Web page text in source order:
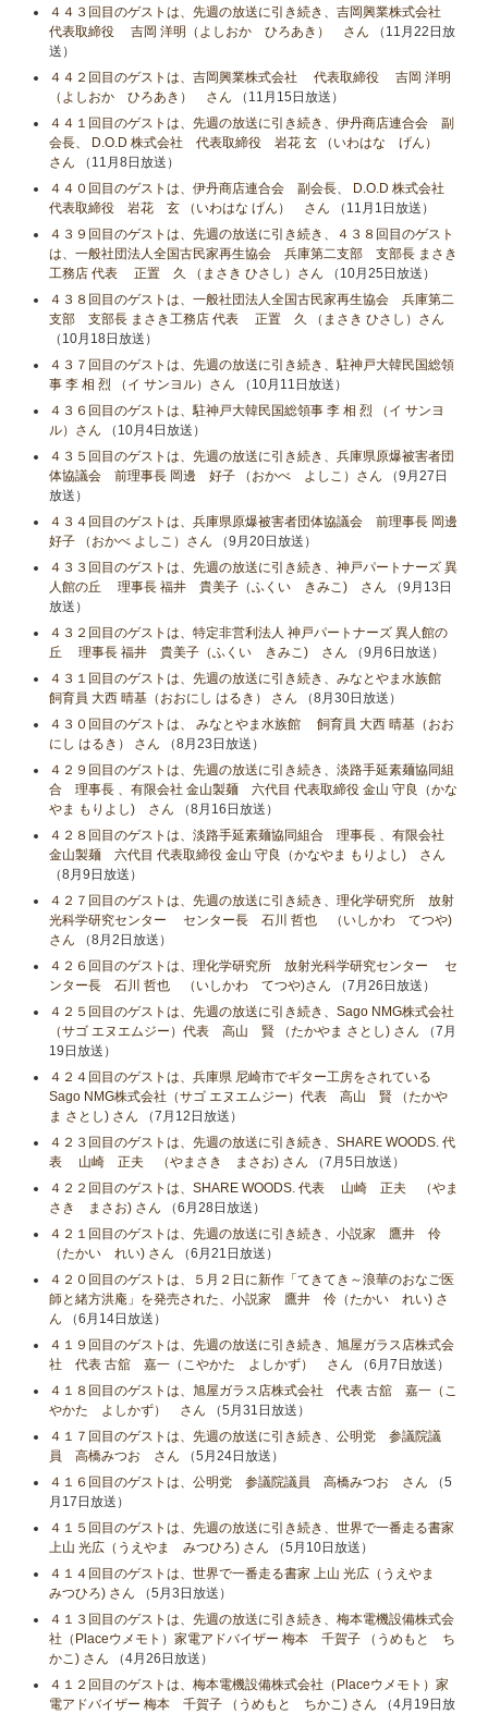
４４３回目のゲストは、先週の放送に引き続き、吉岡興業株式会社
代表取締役 吉岡 洋明（よしおか ひろあき） さん （11月22日放
送）
４４２回目のゲストは、吉岡興業株式会社 代表取締役 吉岡 洋明
（よしおか ひろあき） さん （11月15日放送）
４４１回目のゲストは、先週の放送に引き続き、伊丹商店連合会 副
会長、 D.O.D 株式会社 代表取締役 岩花 玄 （いわはな げん）
さん （11月8日放送）
４４０回目のゲストは、伊丹商店連合会 副会長、 D.O.D 株式会社
代表取締役 岩花 玄 （いわはな げん） さん （11月1日放送）
４３９回目のゲストは、先週の放送に引き続き、４３８回目のゲスト
は、一般社団法人全国古民家再生協会 兵庫第二支部 支部長 まさき
工務店 代表 正置 久 （まさき ひさし）さん （10月25日放送）
４３８回目のゲストは、一般社団法人全国古民家再生協会 兵庫第二
支部 支部長 まさき工務店 代表 正置 久 （まさき ひさし）さん
（10月18日放送）
４３７回目のゲストは、先週の放送に引き続き、駐神戸大韓民国総領
事 李 相 烈 （イ サンヨル）さん （10月11日放送）
４３６回目のゲストは、駐神戸大韓民国総領事 李 相 烈 （イ サンヨ
ル）さん （10月4日放送）
４３５回目のゲストは、先週の放送に引き続き、兵庫県原爆被害者団
体協議会 前理事長 岡邊 好子 （おかべ よしこ）さん （9月27日
放送）
４３４回目のゲストは、兵庫県原爆被害者団体協議会 前理事長 岡邊
好子 （おかべ よしこ）さん （9月20日放送）
４３３回目のゲストは、先週の放送に引き続き、神戸パートナーズ 異
人館の丘 理事長 福井 貴美子（ふくい きみこ) さん （9月13日
放送）
４３２回目のゲストは、特定非営利法人 神戸パートナーズ 異人館の
丘 理事長 福井 貴美子（ふくい きみこ) さん （9月6日放送）
４３１回目のゲストは、先週の放送に引き続き、みなとやま水族館
飼育員 大西 晴基（おおにし はるき） さん （8月30日放送）
４３０回目のゲストは、 みなとやま水族館 飼育員 大西 晴基（おお
にし はるき） さん （8月23日放送）
４２９回目のゲストは、先週の放送に引き続き、淡路手延素麺協同組
合 理事長 、有限会社 金山製麺 六代目 代表取締役 金山 守良（かな
やま もりよし) さん （8月16日放送）
４２８回目のゲストは、淡路手延素麺協同組合 理事長 、有限会社
金山製麺 六代目 代表取締役 金山 守良（かなやま もりよし) さん
（8月9日放送）
４２７回目のゲストは、先週の放送に引き続き、理化学研究所 放射
光科学研究センター センター長 石川 哲也 （いしかわ てつや)
さん （8月2日放送）
４２６回目のゲストは、理化学研究所 放射光科学研究センター セ
ンター長 石川 哲也 （いしかわ てつや)さん （7月26日放送）
４２５回目のゲストは、先週の放送に引き続き、Sago NMG株式会社
（サゴ エヌエムジー）代表 高山 賢 （たかやま さとし) さん （7月
19日放送）
４２４回目のゲストは、兵庫県 尼崎市でギター工房をされている
Sago NMG株式会社（サゴ エヌエムジー）代表 高山 賢 （たかや
ま さとし) さん （7月12日放送）
４２３回目のゲストは、先週の放送に引き続き、SHARE WOODS. 代
表 山崎 正夫 （やまさき まさお) さん （7月5日放送）
４２２回目のゲストは、SHARE WOODS. 代表 山崎 正夫 （やま
さき まさお) さん （6月28日放送）
４２１回目のゲストは、先週の放送に引き続き、小説家 鷹井 伶
（たかい れい) さん （6月21日放送）
４２０回目のゲストは、５月２日に新作「てきてき～浪華のおなご医
師と緒方洪庵」を発売された、小説家 鷹井 伶（たかい れい) さ
ん （6月14日放送）
４１９回目のゲストは、先週の放送に引き続き、旭屋ガラス店株式会
社 代表 古舘 嘉一（こやかた よしかず） さん （6月7日放送）
４１８回目のゲストは、旭屋ガラス店株式会社 代表 古舘 嘉一（こ
やかた よしかず） さん （5月31日放送）
４１７回目のゲストは、先週の放送に引き続き、公明党 参議院議
員 高橋みつお さん （5月24日放送）
４１６回目のゲストは、公明党 参議院議員 高橋みつお さん （5
月17日放送）
４１５回目のゲストは、先週の放送に引き続き、世界で一番走る書家
上山 光広（うえやま みつひろ) さん （5月10日放送）
４１４回目のゲストは、世界で一番走る書家 上山 光広（うえやま
みつひろ) さん （5月3日放送）
４１３回目のゲストは、先週の放送に引き続き、梅本電機設備株式会
社（Placeウメモト）家電アドバイザー 梅本 千賀子 （うめもと ち
かこ) さん （4月26日放送）
４１２回目のゲストは、梅本電機設備株式会社（Placeウメモト）家
電アドバイザー 梅本 千賀子 （うめもと ちかこ) さん （4月19日放